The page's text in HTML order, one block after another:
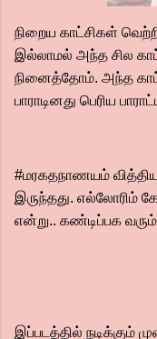
நிறைய காட்சிகள்
இல்லாமல் அந்த சில
நினைத்தோம். அந்த
பாராடினது பெரிய
#மரகதநாணயம்
இருந்தது. எல்லோரிம்
என்று.. கண்டிப்பக
இப்படத்தில் நடிக்கும்